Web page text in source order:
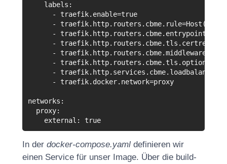
labels :
-
traefik. enable=true
-
traefik. http. routers . cbme. rule=Host (
-
traefik. http. routers . cbme. entrypoints
-
traefik. http. routers . cbme. tls .
-
traefik. http. routers . cbme.middlewares
-
traefik. http. routers . cbme. tls . options
-
traefik. http. services . cbme. loadbalancer
-
traefik. docker. network=proxy
networks :
proxy:
external : true
In der docker-compose.yaml definieren wir
einen Service für unser Image. Über die build-